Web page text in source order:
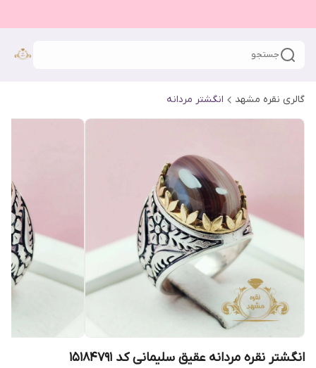
جستجو
گالری نقره مشهد انگشتر مردانه
انگشتر نقره مردانه عقیق سلیمانی کد 15184791